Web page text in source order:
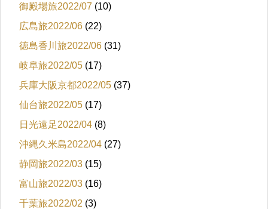
御殿場旅2022/07 (10)
広島旅2022/06 (22)
徳島香川旅2022/06 (31)
岐阜旅2022/05 (17)
兵庫大阪京都2022/05 (37)
仙台旅2022/05 (17)
日光遠足2022/04 (8)
沖縄久米島2022/04 (27)
静岡旅2022/03 (15)
富山旅2022/03 (16)
千葉旅2022/02 (3)